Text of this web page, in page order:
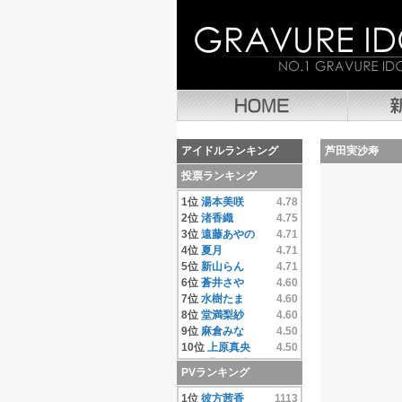
芦田実沙寿
アイドルランキング
投票ランキング
1位 湯本美咲
4.78
2位 渚香織
4.75
3位 遠藤あやの
4.71
4位 夏月
4.71
5位 新山らん
4.71
6位 蒼井さや
4.60
7位 水樹たま
4.60
8位 堂満梨紗
4.60
9位 麻倉みな
4.50
10位 上原真央
4.50
11位豊田果歩
4.50
12位 小池唯
13位彼方茜香 4.40
PVランキング
1位 彼方茜香 1113